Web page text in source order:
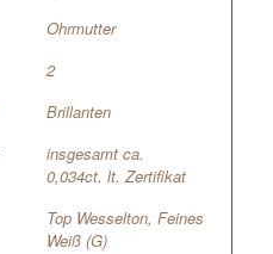
Ohrmutter
2
Brillanten
insgesamt ca.
0,034ct. lt. Zertifikat
Top Wesselton, Feines
Weiß (G)